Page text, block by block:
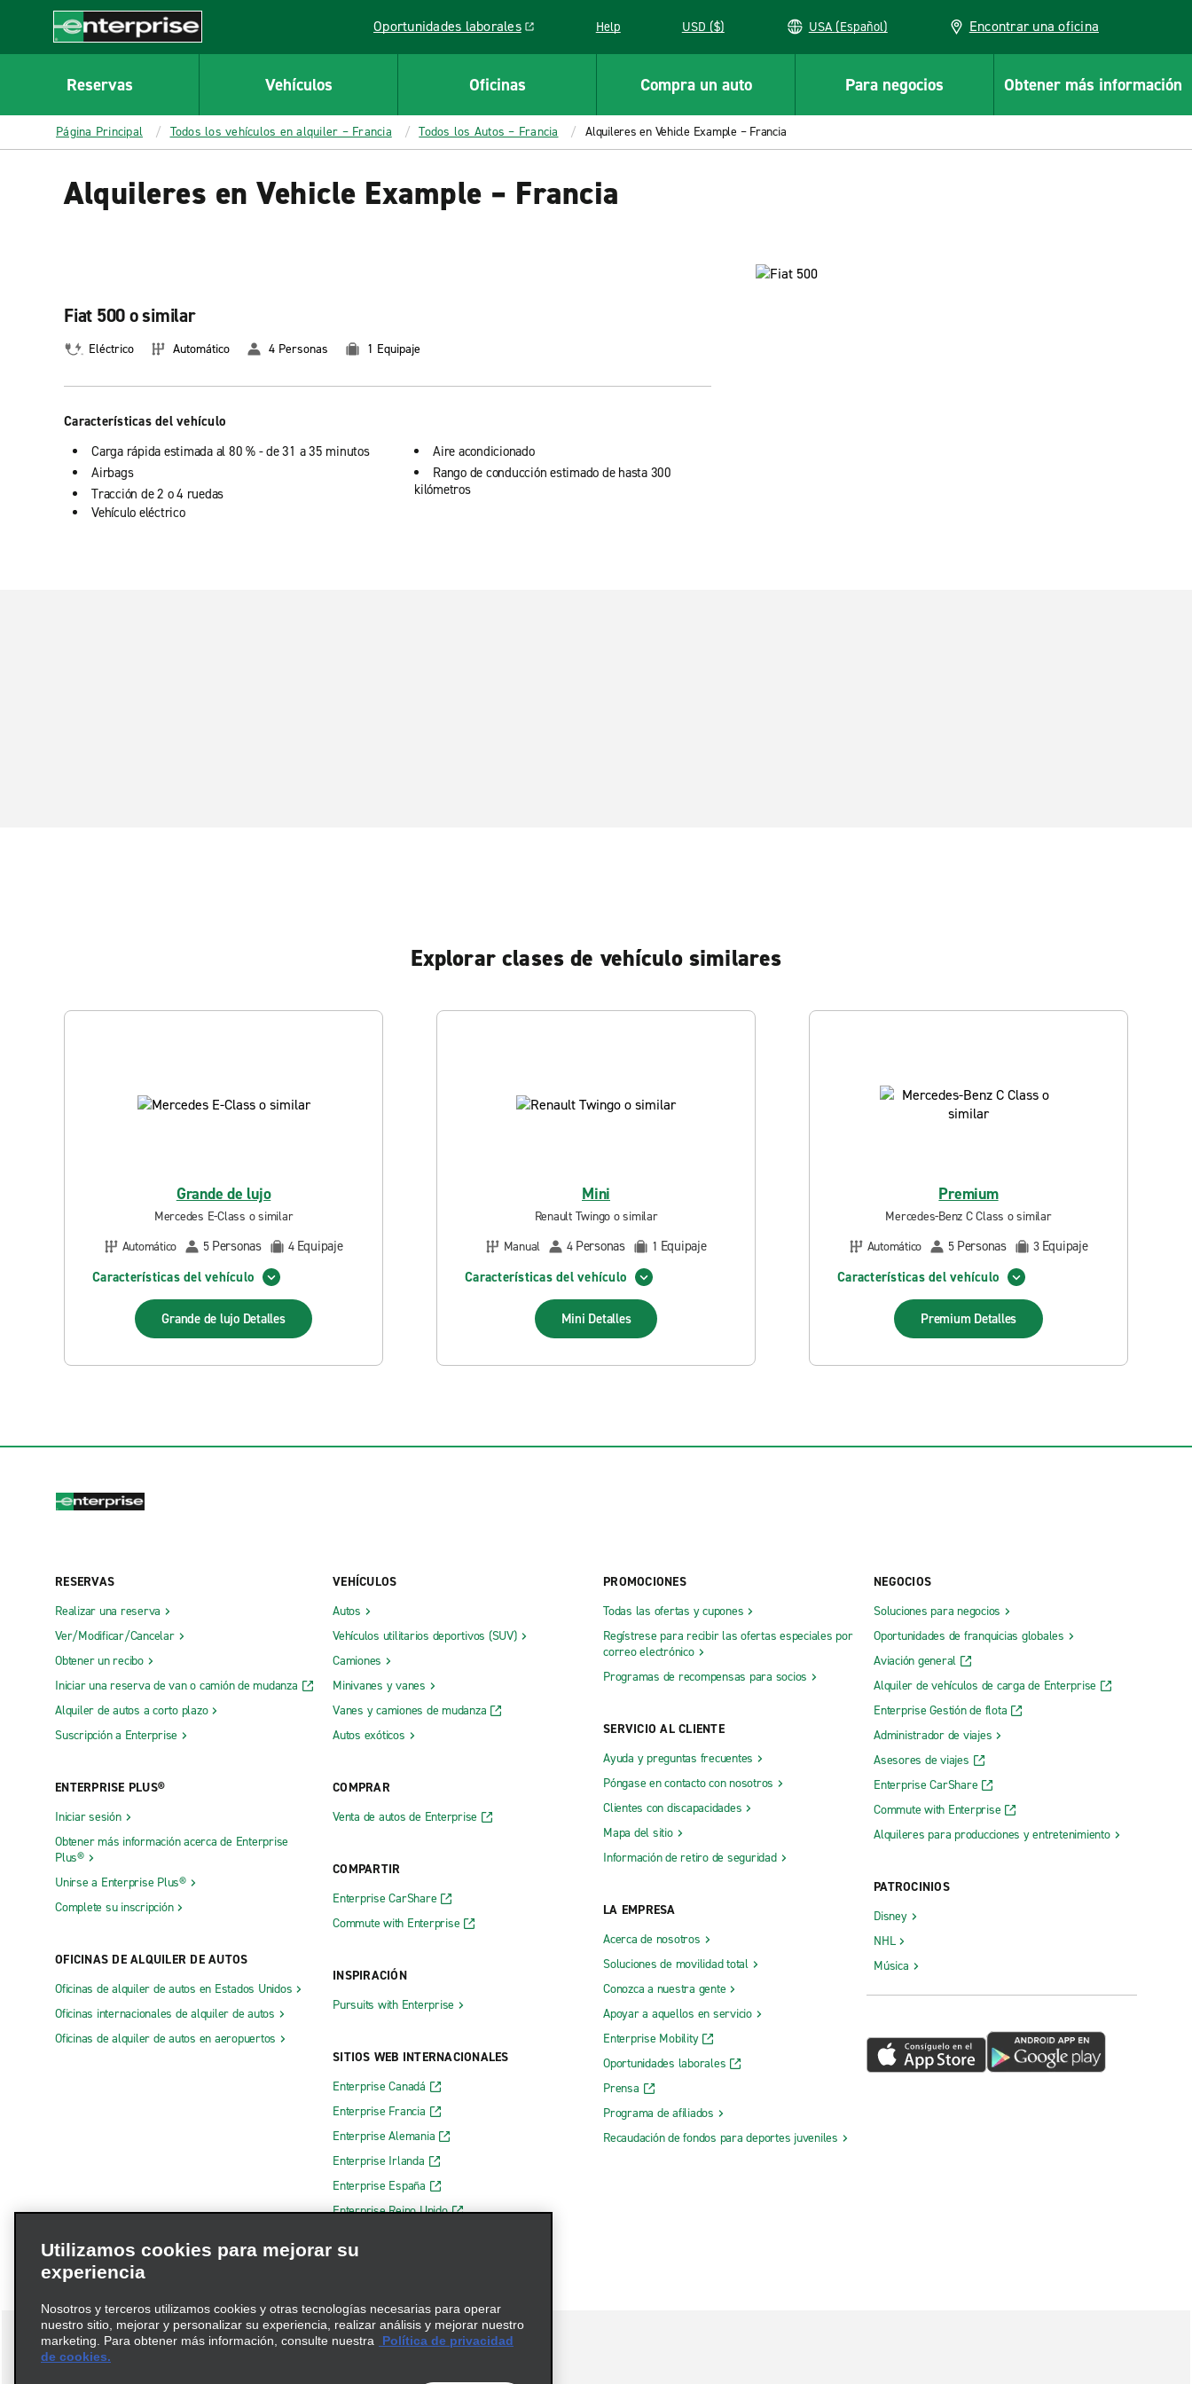
CONTENT
Enterprise
Oportunidades laborales
Link opens in a new window Help USD ($) USA (Español) Encontrar una oficina
Reservas Vehículos Oficinas Compra un auto Para negocios Obtener más información
Página Principal Todos los vehículos en alquiler – Francia Todos los Autos – Francia Alquileres en Vehicle Example – Francia
Alquileres en Vehicle Example – Francia
Fiat 500 o similar
Eléctrico Automático 4 Personas 1 Equipaje
Características del vehículo
Carga rápida estimada al 80 % - de 31 a 35 minutos
Airbags
Tracción de 2 o 4 ruedas
Aire acondicionado
Rango de conducción estimado de hasta 300
kilómetros
Vehículo eléctrico
Explorar clases de vehículo similares
Grande de lujo
Mercedes E-Class o similar
Automático
5 Personas 4 Equipaje
Características del vehículo
Grande de lujo Detalles
Mini
Renault Twingo o similar
Manual
4 Personas 1 Equipaje
Características del vehículo
Mini Detalles
Premium
Mercedes-Benz C Class o similar
Automático
5 Personas 3 Equipaje
Características del vehículo
Premium Detalles
RESERVAS
Realizar una reserva
Ver/Modificar/Cancelar
Obtener un recibo
Iniciar una reserva de van o camión de mudanza
Alquiler de autos a corto plazo
Suscripción a Enterprise
ENTERPRISE PLUS®
Iniciar sesión
Obtener más información acerca de Enterprise
Plus®
Unirse a Enterprise Plus®
Complete su inscripción
OFICINAS DE ALQUILER DE AUTOS
Oficinas de alquiler de autos en Estados Unidos
Oficinas internacionales de alquiler de autos
Oficinas de alquiler de autos en aeropuertos
VEHÍCULOS
Autos
Vehículos utilitarios deportivos (SUV)
Camiones
Minivanes y vanes
Vanes y camiones de mudanza
Autos exóticos
COMPRAR
Venta de autos de Enterprise
COMPARTIR
Enterprise CarShare
Commute with Enterprise
INSPIRACIÓN
Pursuits with Enterprise
SITIOS WEB INTERNACIONALES
Enterprise Canadá
Enterprise Francia
Enterprise Alemania
Enterprise Irlanda
Enterprise España
Enterprise Reino Unido
PROMOCIONES
Todas las ofertas y cupones
Regístrese para recibir las ofertas especiales por
correo electrónico
Programas de recompensas para socios
SERVICIO AL CLIENTE
Ayuda y preguntas frecuentes
Póngase en contacto con nosotros
Clientes con discapacidades
Mapa del sitio
Información de retiro de seguridad
LA EMPRESA
Acerca de nosotros
Soluciones de movilidad total
Conozca a nuestra gente
Apoyar a aquellos en servicio
Enterprise Mobility
Oportunidades laborales
Prensa
Programa de afiliados
Recaudación de fondos para deportes juveniles
NEGOCIOS
Soluciones para negocios
Oportunidades de franquicias globales
Aviación general
Alquiler de vehículos de carga de Enterprise
Enterprise Gestión de flota
Administrador de viajes
Asesores de viajes
Enterprise CarShare
Commute with Enterprise
Alquileres para producciones y entretenimiento
PATROCINIOS
Disney
NHL
Música
Utilizamos cookies para mejorar su
experiencia
Nosotros y terceros utilizamos cookies y otras tecnologías necesarias para operar
nuestro sitio, mejorar y personalizar su experiencia, realizar análisis y mejorar nuestro
marketing. Para obtener más información, consulte nuestra
Política de privacidad
de cookies.